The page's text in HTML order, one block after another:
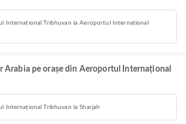
Internațional Tribhuvan la Aeroportul Internațional
Arabia pe orașe din Aeroportul Internațional
Internațional Tribhuvan la Sharjah